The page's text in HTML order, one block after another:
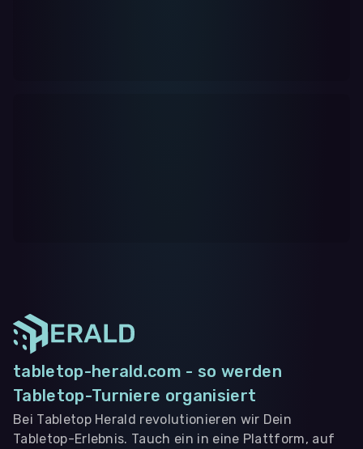
tabletop-herald.com - so werden
Tabletop-Turniere organisiert
Bei Tabletop Herald revolutionieren wir Dein
Tabletop-Erlebnis. Tauch ein in eine Plattform, auf